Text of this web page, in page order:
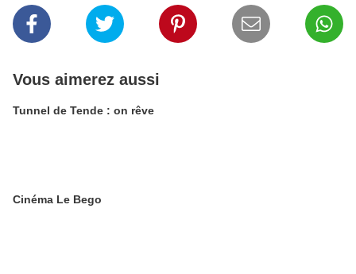
Vous aimerez aussi
Tunnel de Tende : on rêve
Cinéma Le Bego